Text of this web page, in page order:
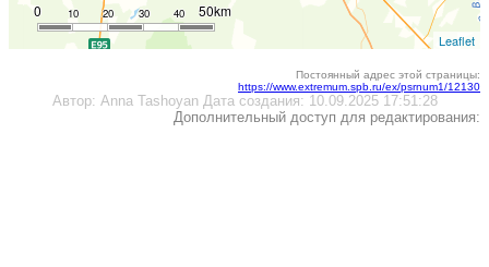
10
0 20 30 40 50km
Leaflet
Постоянный адрес этой страницы:
https://www.extremum.spb.ru/ex/psrnum1/12130
Автор: Anna TashoyanДата создания: 10.09.2025 17:51:28
Дополнительный доступ для редактирования: